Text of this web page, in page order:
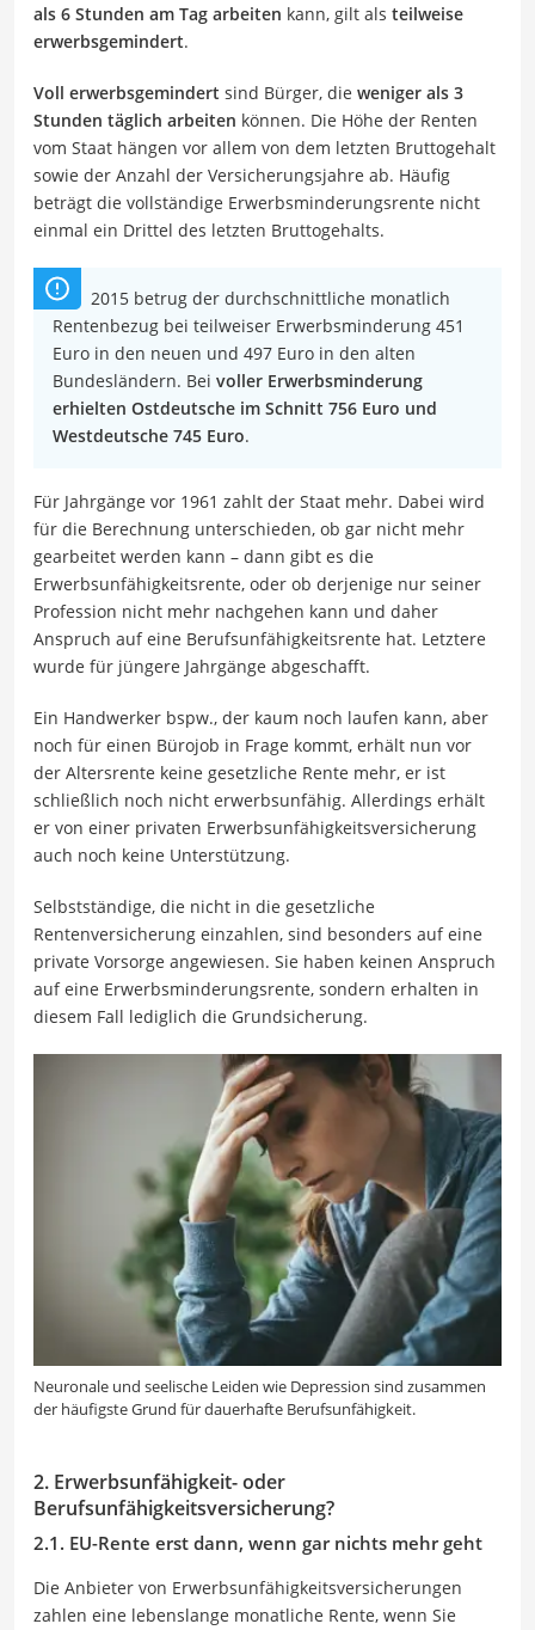
als 6 Stunden am Tag arbeiten kann, gilt als teilweise
erwerbsgemindert.
Voll erwerbsgemindert sind Bürger, die weniger als 3
Stunden täglich arbeiten können. Die Höhe der Renten
vom Staat hängen vor allem von dem letzten Bruttogehalt
sowie der Anzahl der Versicherungsjahre ab. Häufig
beträgt die vollständige Erwerbsminderungsrente nicht
einmal ein Drittel des letzten Bruttogehalts.
2015 betrug der durchschnittliche monatlich
Rentenbezug bei teilweiser Erwerbsminderung 451
Euro in den neuen und 497 Euro in den alten
Bundesländern. Bei voller Erwerbsminderung
erhielten Ostdeutsche im Schnitt 756 Euro und
Westdeutsche 745 Euro.
Für Jahrgänge vor 1961 zahlt der Staat mehr. Dabei wird
für die Berechnung unterschieden, ob gar nicht mehr
gearbeitet werden kann – dann gibt es die
Erwerbsunfähigkeitsrente, oder ob derjenige nur seiner
Profession nicht mehr nachgehen kann und daher
Anspruch auf eine Berufsunfähigkeitsrente hat. Letztere
wurde für jüngere Jahrgänge abgeschafft.
Ein Handwerker bspw., der kaum noch laufen kann, aber
noch für einen Bürojob in Frage kommt, erhält nun vor
der Altersrente keine gesetzliche Rente mehr, er ist
schließlich noch nicht erwerbsunfähig. Allerdings erhält
er von einer privaten Erwerbsunfähigkeitsversicherung
auch noch keine Unterstützung.
Selbstständige, die nicht in die gesetzliche
Rentenversicherung einzahlen, sind besonders auf eine
private Vorsorge angewiesen. Sie haben keinen Anspruch
auf eine Erwerbsminderungsrente, sondern erhalten in
diesem Fall lediglich die Grundsicherung.
Neuronale und seelische Leiden wie Depression sind zusammen
der häufigste Grund für dauerhafte Berufsunfähigkeit.
2. Erwerbsunfähigkeit- oder
Berufsunfähigkeitsversicherung?
2.1. EU-Rente erst dann, wenn gar nichts mehr geht
Die Anbieter von Erwerbsunfähigkeitsversicherungen
zahlen eine lebenslange monatliche Rente, wenn Sie